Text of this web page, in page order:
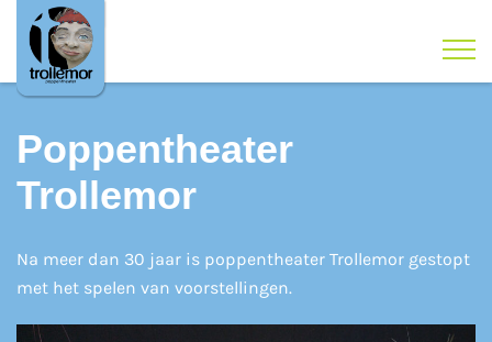
Poppentheater
Trollemor
Na meer dan 30 jaar is poppentheater Trollemor gestopt
met het spelen van voorstellingen.